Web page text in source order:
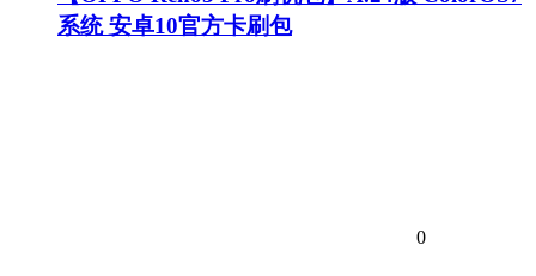
系统 安卓10官方卡刷包
0